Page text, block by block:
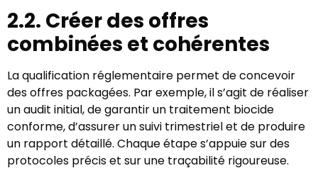
2.2. Créer des offres
combinées et cohérentes
La qualification réglementaire permet de concevoir
des offres packagées. Par exemple, il s’agit de réaliser
un audit initial, de garantir un traitement biocide
conforme, d’assurer un suivi trimestriel et de produire
un rapport détaillé. Chaque étape s’appuie sur des
protocoles précis et sur une traçabilité rigoureuse.